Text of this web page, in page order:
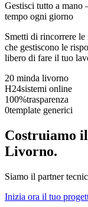
Gestisci tutto a
tempo ogni giorno
Smetti di rincorrere
che gestiscono le
libero di fare il tuo
20 minda livorno
H24sistemi online
100%trasparenza
0template generici
Costruiamo
Livorno.
Siamo il partner
Inizia ora il tuo